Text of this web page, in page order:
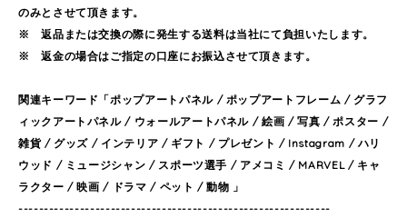
のみとさせて頂きます。
※ 返品または交換の際に発生する送料は当社にて負担いたします。
※ 返金の場合はご指定の口座にお振込させて頂きます。
関連キーワード「ポップアートパネル / ポップアートフレーム / グラフ
ィックアートパネル / ウォールアートパネル / 絵画 / 写真 / ポスター /
雑貨 / グッズ / インテリア / ギフト / プレゼント / Instagram / ハリ
ウッド / ミュージシャン / スポーツ選手 / アメコミ / MARVEL / キャ
ラクター / 映画 / ドラマ / ペット / 動物 」
-------------------------------------------------------------